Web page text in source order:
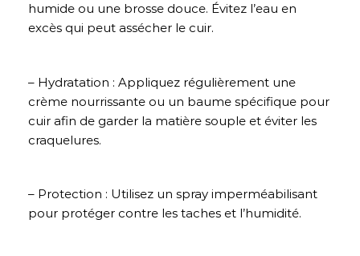
humide ou une brosse douce. Évitez l’eau en
excès qui peut assécher le cuir.
– Hydratation : Appliquez régulièrement une
crème nourrissante ou un baume spécifique pour
cuir afin de garder la matière souple et éviter les
craquelures.
– Protection : Utilisez un spray imperméabilisant
pour protéger contre les taches et l’humidité.